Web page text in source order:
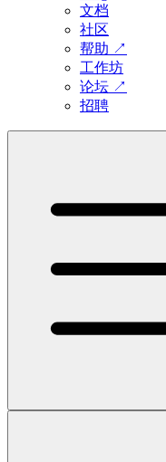
文档
社区
帮助 ↗
工作坊
论坛 ↗
招聘